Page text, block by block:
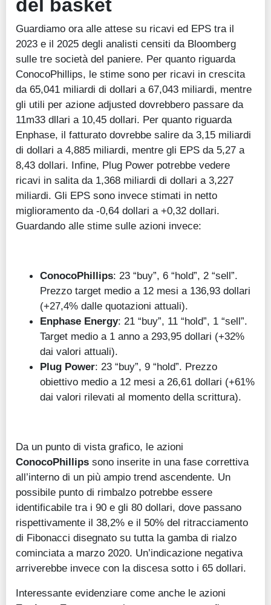
del basket
Guardiamo ora alle attese su ricavi ed EPS tra il
2023 e il 2025 degli analisti censiti da Bloomberg
sulle tre società del paniere. Per quanto riguarda
ConocoPhillips, le stime sono per ricavi in crescita
da 65,041 miliardi di dollari a 67,043 miliardi, mentre
gli utili per azione adjusted dovrebbero passare da
11m33 dllari a 10,45 dollari. Per quanto riguarda
Enphase, il fatturato dovrebbe salire da 3,15 miliardi
di dollari a 4,885 miliardi, mentre gli EPS da 5,27 a
8,43 dollari. Infine, Plug Power potrebbe vedere
ricavi in salita da 1,368 miliardi di dollari a 3,227
miliardi. Gli EPS sono invece stimati in netto
miglioramento da -0,64 dollari a +0,32 dollari.
Guardando alle stime sulle azioni invece:
ConocoPhillips: 23 “buy”, 6 “hold”, 2 “sell”.
Prezzo target medio a 12 mesi a 136,93 dollari
(+27,4% dalle quotazioni attuali).
Enphase Energy: 21 “buy”, 11 “hold”, 1 “sell”.
Target medio a 1 anno a 293,95 dollari (+32%
dai valori attuali).
Plug Power: 23 “buy”, 9 “hold”. Prezzo
obiettivo medio a 12 mesi a 26,61 dollari (+61%
dai valori rilevati al momento della scrittura).
Da un punto di vista grafico, le azioni
ConocoPhillips sono inserite in una fase correttiva
all’interno di un più ampio trend ascendente. Un
possibile punto di rimbalzo potrebbe essere
identificabile tra i 90 e gli 80 dollari, dove passano
rispettivamente il 38,2% e il 50% del ritracciamento
di Fibonacci disegnato su tutta la gamba di rialzo
cominciata a marzo 2020. Un’indicazione negativa
arriverebbe invece con la discesa sotto i 65 dollari.
Interessante evidenziare come anche le azioni